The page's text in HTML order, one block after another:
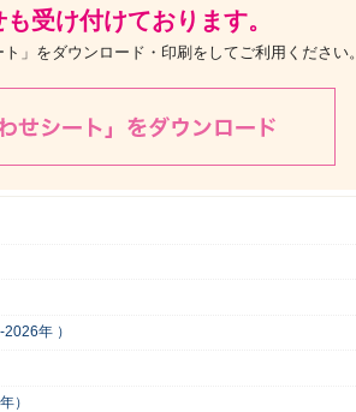
受け付けております。
」をダウンロード・印刷をしてご利用ください。
年 ）
）